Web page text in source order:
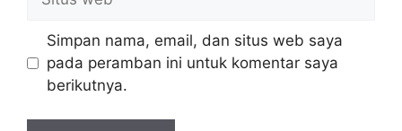
web
Simpan nama, email, dan situs web saya
pada peramban ini untuk komentar saya
berikutnya.